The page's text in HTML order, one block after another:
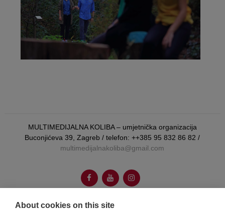
MULTIMEDIJALNA KOLIBA – umjetnička organizacija
Buconjićeva 39, Zagreb / telefon: ++385 95 832 86 82 /
multimedijalnakoliba@gmail.com
About cookies on this site